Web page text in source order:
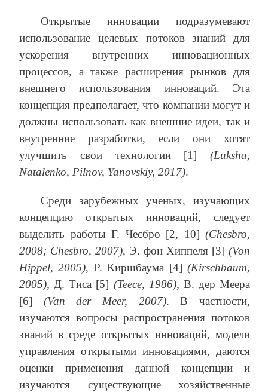
Открытые инновации подразумевают
использование целевых потоков знаний для
ускорения внутренних инновационных
процессов, а также расширения рынков для
внешнего использования инноваций. Эта
концепция предполагает, что компании могут и
должны использовать как внешние идеи, так и
внутренние разработки, если они хотят
улучшить свои технологии [1] (Luksha,
Natalenko, Pilnov, Yanovskiy, 2017).
Среди зарубежных ученых, изучающих
концепцию открытых инноваций, следует
выделить работы Г. Чесбро [2, 10] (Chesbro,
2008; Chesbro, 2007), Э. фон Хиппеля [3] (Von
Hippel, 2005), Р. Киршбаума [4](Kirschbaum,
2005), Д. Тиса [5] (Teece, 1986), В. дер Меера
[6] (Van der Meer, 2007). В частности,
изучаются вопросы распространения потоков
знаний в среде открытых инноваций, модели
управления открытыми инновациями, даются
оценки применения данной концепции и
изучаются существующие хозяйственные